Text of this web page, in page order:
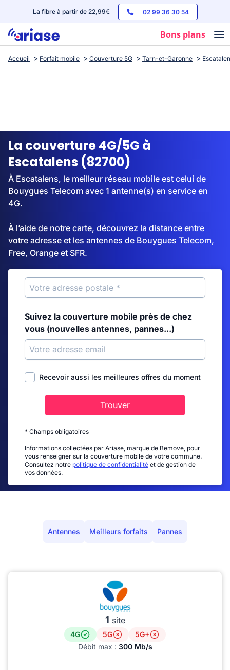
La fibre à partir de 22,99€ 02 99 36 30 54
Bons plans
Box internet
Streaming
Accueil Forfait mobile Couverture 5G Tarn-et-Garonne
La couverture 4G/5G à
Escatalens (82700)
À Escatalens, le meilleur réseau mobile est celui de
Bouygues Telecom avec 1 antenne(s) en service en
4G.
À l’aide de notre carte, découvrez la distance entre
votre adresse et les antennes de Bouygues Telecom,
Free, Orange et SFR.
Suivez la couverture mobile près de chez
vous (nouvelles antennes, pannes...)
Recevoir aussi les meilleures offres du moment
Trouver
* Champs obligatoires
Informations collectées par Ariase, marque de Bemove, pour
vous renseigner sur la couverture mobile de votre commune.
Consultez notre politique de confidentialité et de gestion de
vos données.
Antennes Meilleurs forfaits Pannes
1 site
4G 5G
5G+
Débit max : 300 Mb/s